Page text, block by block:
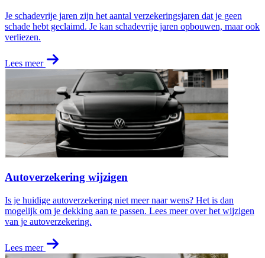
Je schadevrije jaren zijn het aantal verzekeringsjaren dat je geen
schade hebt geclaimd. Je kan schadevrije jaren opbouwen, maar ook
verliezen.
Lees meer
Autoverzekering wijzigen
Is je huidige autoverzekering niet meer naar wens? Het is dan
mogelijk om je dekking aan te passen. Lees meer over het wijzigen
van je autoverzekering.
Lees meer